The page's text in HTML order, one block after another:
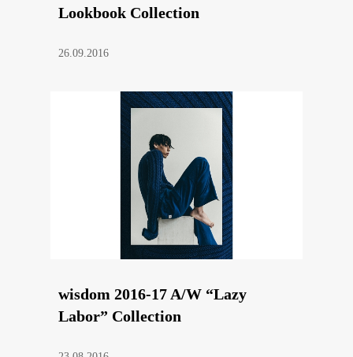
Lookbook Collection
26.09.2016
wisdom 2016-17 A/W “Lazy
Labor” Collection